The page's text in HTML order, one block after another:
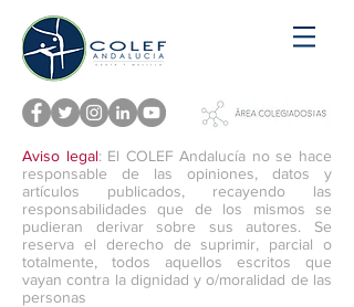
Aviso legal: El COLEF Andalucía no se hace
responsable de las opiniones, datos y
artículos publicados, recayendo las
responsabilidades que de los mismos se
pudieran derivar sobre sus autores. Se
reserva el derecho de suprimir, parcial o
totalmente, todos aquellos escritos que
vayan contra la dignidad y o/moralidad de las
personas